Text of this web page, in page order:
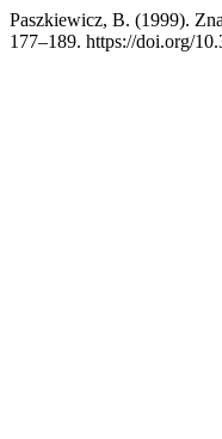
Paszkiewicz, B. (1999).
177–189. https://doi.org/